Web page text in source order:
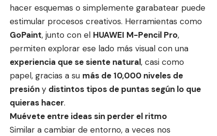
hacer esquemas o simplemente garabatear puede
estimular procesos creativos. Herramientas como
GoPaint, junto con el HUAWEI M-Pencil Pro,
permiten explorar ese lado más visual con una
experiencia que se siente natural, casi como
papel, gracias a su más de 10,000 niveles de
presióny distintos tipos de puntas según lo que
quieras hacer.
Muévete entre ideas sin perder el ritmo
Similar a cambiar de entorno, a veces nos